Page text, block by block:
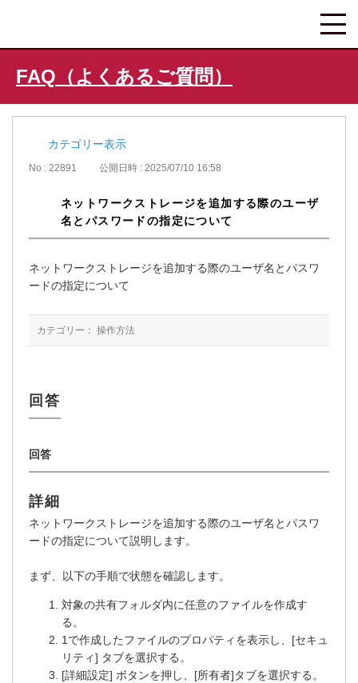
FAQ（よくあるご質問）
カテゴリー表示
No : 22891 公開日時 : 2025/07/10 16:58
ネットワークストレージを追加する際のユーザ
名とパスワードの指定について
ネットワークストレージを追加する際のユーザ名とパスワ
ードの指定について
カテゴリー： 操作方法
詳細
ネットワークストレージを追加する際のユーザ名とパスワ
ードの指定について説明します。
まず、以下の手順で状態を確認します。
対象の共有フォルダ内に任意のファイルを作成す
る。
1で作成したファイルのプロパティを表示し、[セキュ
リティ] タブを選択する。
[詳細設定] ボタンを押し、[所有者]タブを選択する。